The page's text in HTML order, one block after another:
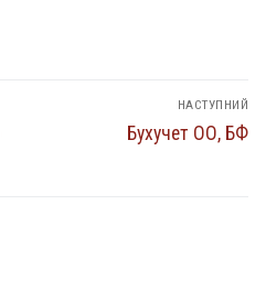
НАСТУПНИЙ
Наступний
Бухучет ОО, БФ